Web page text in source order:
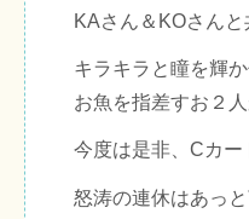
KAさん＆KOさん
キラキラと瞳を輝
お魚を指差すお２
今度は是非、Cカー
怒涛の連休はあっ